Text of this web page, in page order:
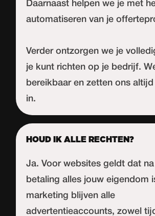
Daarnaast helpen we je met
automatiseren van je
Verder ontzorgen we je
je kunt richten op je bedrijf.
bereikbaar en zetten ons altijd
in.
HOUD IK ALLE RECHTEN?
Ja. Voor websites geldt dat
betaling alles jouw eigendom
marketing blijven alle
advertentieaccounts, zowel